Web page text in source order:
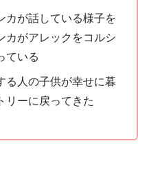
カが話している様子を
カがアレックをコルシ
ている
る人の子供が幸せに暮
リーに戻ってきた